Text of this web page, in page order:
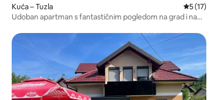
Kuća – Tuzla Prosječna
5 (17)
Udoban apartman s fantastičnim pogledom na grad i na